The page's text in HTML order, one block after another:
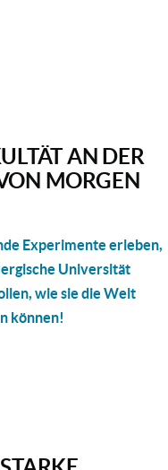
AN DER
MORGEN
Experimente erleben,
Universität
wie sie die Welt
können!